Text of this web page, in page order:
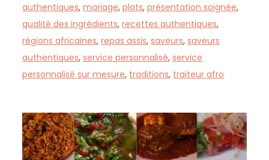
authentiques,mariage,plats,présentation soignée,
qualité des ingrédients,recettes authentiques,
régions africaines,repas assis,saveurs,saveurs
authentiques,service personnalisé,service
personnalisé sur mesure, traditions, traiteur afro